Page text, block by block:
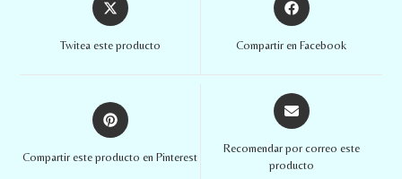
Twitea este producto Compartir en Facebook
Compartir este producto en Pinterest
Recomendar por correo este
producto